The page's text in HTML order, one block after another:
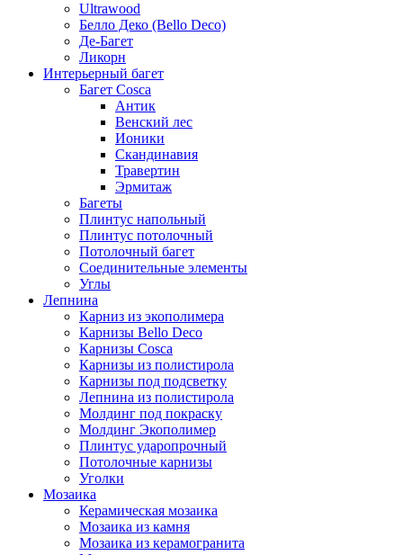
Ultrawood
Белло Деко (Bello Deco)
Де-Багет
Ликорн
Интерьерный багет
Багет Cosca
Антик
Венский лес
Ионики
Скандинавия
Травертин
Эрмитаж
Багеты
Плинтус напольный
Плинтус потолочный
Потолочный багет
Соединительные элементы
Углы
Лепнина
Карниз из экополимера
Карнизы Bello Deco
Карнизы Cosca
Карнизы из полистирола
Карнизы под подсветку
Лепнина из полистирола
Молдинг под покраску
Молдинг Экополимер
Плинтус ударопрочный
Потолочные карнизы
Уголки
Мозаика
Керамическая мозаика
Мозаика из камня
Мозаика из керамогранита